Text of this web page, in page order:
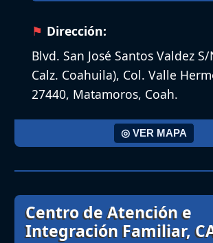
Dirección:
Blvd. San José Santos Valdez S/
Calz. Coahuila), Col. Valle
27440, Matamoros, Coah.
◎ VER MAPA
Centro de Atención e
Integración Familiar,